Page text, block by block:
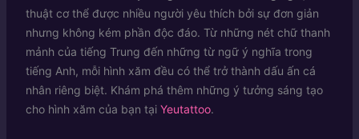
thuật cơ thể được nhiều người yêu thích bởi sự đơn giản
nhưng không kém phần độc đáo. Từ những nét chữ thanh
mảnh của tiếng Trung đến những từ ngữ ý nghĩa trong
tiếng Anh, mỗi hình xăm đều có thể trở thành dấu ấn cá
nhân riêng biệt. Khám phá thêm những ý tưởng sáng tạo
cho hình xăm của bạn tại Yeutattoo.